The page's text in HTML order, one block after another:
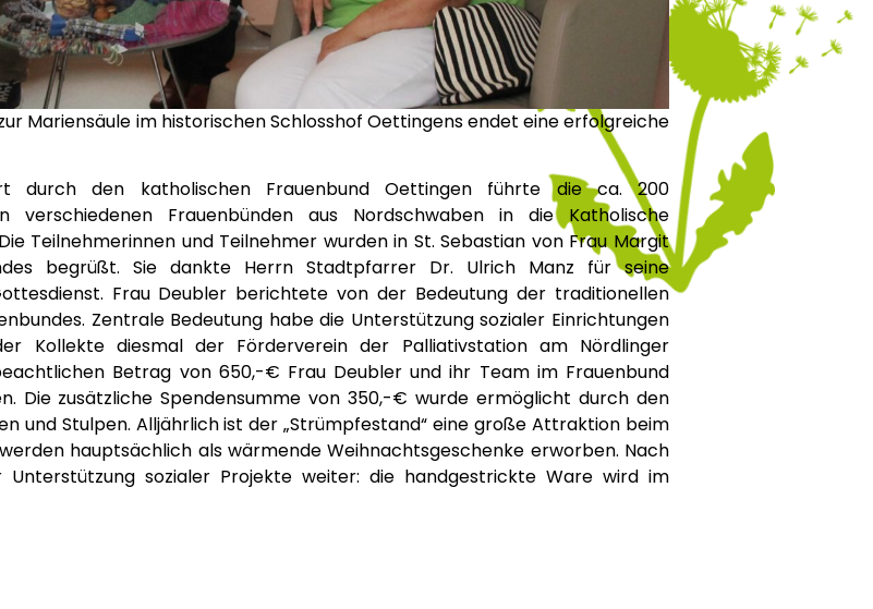
Mariensäule im historischen Schlosshof Oettingens endet eine erfolgreiche
durch den katholischen Frauenbund Oettingen führte die ca. 200
verschiedenen Frauenbünden aus Nordschwaben in die Katholische
Teilnehmerinnen und Teilnehmer wurden in St. Sebastian von Frau Margit
begrüßt. Sie dankte Herrn Stadtpfarrer Dr. Ulrich Manz für seine
Frau Deubler berichtete von der Bedeutung der traditionellen
Zentrale Bedeutung habe die Unterstützung sozialer Einrichtungen
Kollekte diesmal der Förderverein der Palliativstation am Nördlinger
Betrag von 650,-€ Frau Deubler und ihr Team im Frauenbund
Die zusätzliche Spendensumme von 350,-€ wurde ermöglicht durch den
und Stulpen. Alljährlich ist der „Strümpfestand“ eine große Attraktion beim
hauptsächlich als wärmende Weihnachtsgeschenke erworben. Nach
sozialer Projekte weiter: die handgestrickte Ware wird im